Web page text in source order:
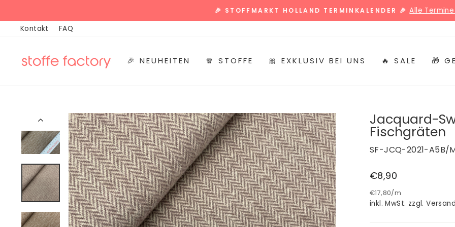
zum
Inhalt
Pause
🎉 STOFFMARKT HOLLAND TERMINKALENDER 🎉 Alle
Kontakt
FAQ
🎉 NEUHEITEN 🧣 STOFFE 🎀 EXKLUSIV BEI UNS 🔥 SALE 🎁
Jacquard-
Fischgräten
SF-JCQ-2021-A5B/
Normaler
€8,90
€17,80/m
inkl. MwSt. zzgl.